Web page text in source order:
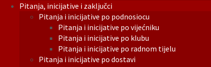
Pitanja, inicijative i zaključci
Pitanja i inicijative po podnosiocu
Pitanja i inicijative po vijećniku
Pitanja i inicijative po klubu
Pitanja i inicijative po radnom tijelu
Pitanja i inicijative po dostavi